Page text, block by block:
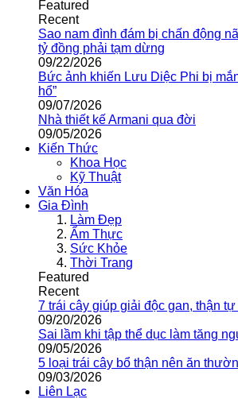
Featured
Recent
Sao nam đình đám bị chấn động
tỷ đồng phải tạm dừng
09/22/2026
Bức ảnh khiến Lưu Diệc Phi bị
hổ”
09/07/2026
Nhà thiết kế Armani qua đời
09/05/2026
Kiến Thức
Khoa Học
Kỹ Thuật
Văn Hóa
Gia Đình
Làm Đẹp
Ẩm Thực
Sức Khỏe
Thời Trang
Featured
Recent
7 trái cây giúp giải độc gan, thận
09/20/2026
Sai lầm khi tập thể dục làm tăng
09/05/2026
5 loại trái cây bổ thận nên ăn
09/03/2026
Liên Lạc